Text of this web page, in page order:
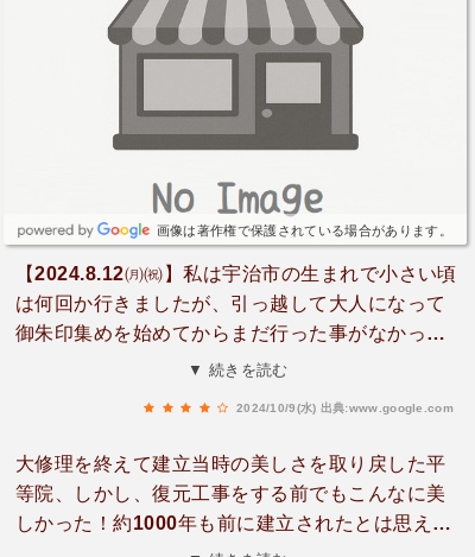
画像は著作権で保護されている場合があります。
【2024.8.12㈪㈷】私は宇治市の生まれで小さい頃
は何回か行きましたが、引っ越して大人になって
御朱印集めを始めてからまだ行った事がなかった
ので盆休みを機に拝観させてもらいました。さす
く迫力とパワーがあり、やはり凄いなと実感しま
した。平等院の拝観料は大人７００円で庭園と鳳
翔館(宝物館)は入れますが、鳳凰堂内部は別に３
▼ 続きを読む
2024/10/9(水) 出典:www.google.com
大修理を終えて建立当時の美しさを取り戻した平
等院、しかし、復元工事をする前でもこんなに美
しかった！約1000年も前に建立されたとは思えな
いほどの堂々とした佇まいあえて、復元工事前の